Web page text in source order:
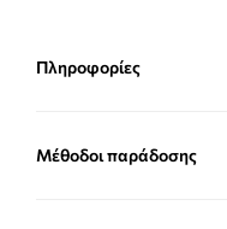
Πληροφορίες
Μέθοδοι παράδοσης